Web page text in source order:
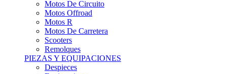
Motos R
Motos De Carretera
Scooters
Remolques
PIEZAS Y EQUIPACIONES
Despieces
Equipamiento